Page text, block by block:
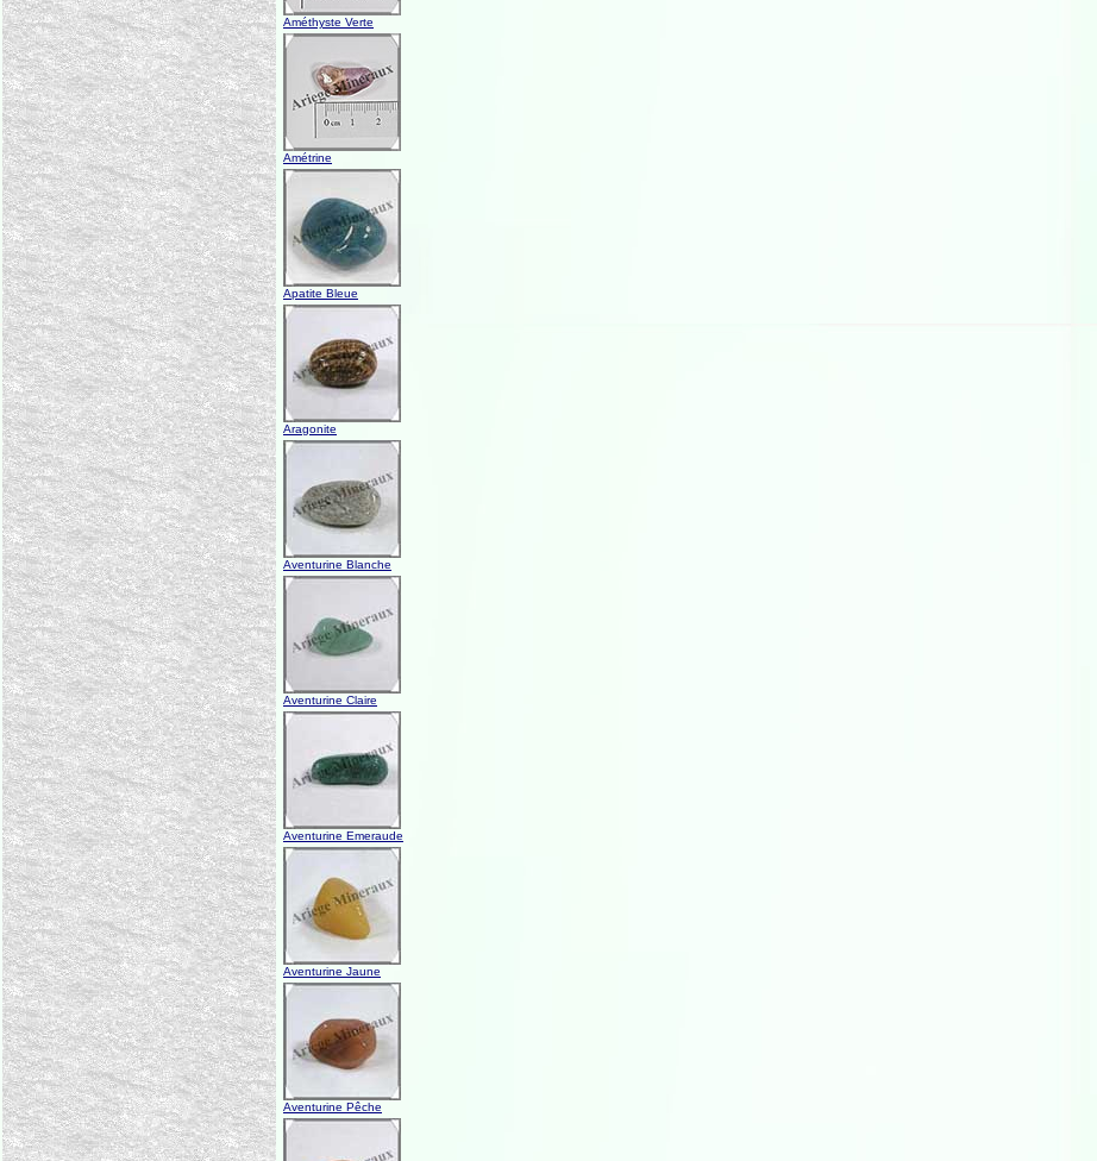
Améthyste Verte
Amétrine
Apatite Bleue
Aragonite
Aventurine Blanche
Aventurine Claire
Aventurine Emeraude
Aventurine Jaune
Aventurine Pêche